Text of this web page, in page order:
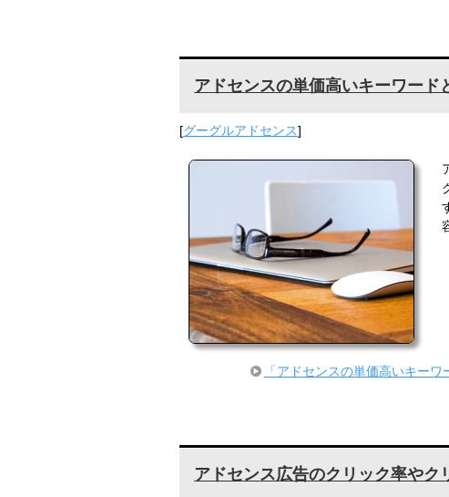
アドセンスの単価高いキーワー
[グーグルアドセンス]
「アドセンスの単価高いキー
アドセンス広告のクリック率やク